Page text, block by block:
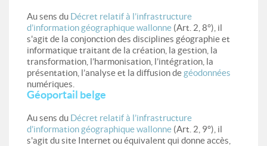
Au sens du Décret relatif à l’infrastructure
d’information géographique wallonne (Art. 2, 8°), il
s'agit de la conjonction des disciplines géographie et
informatique traitant de la création, la gestion, la
transformation, l’harmonisation, l’intégration, la
présentation, l’analyse et la diffusion degéodonnées
numériques.
Géoportail belge
Au sens du Décret relatif à l’infrastructure
d’information géographique wallonne (Art. 2, 9°), il
s'agit du site Internet ou équivalent qui donne accès,